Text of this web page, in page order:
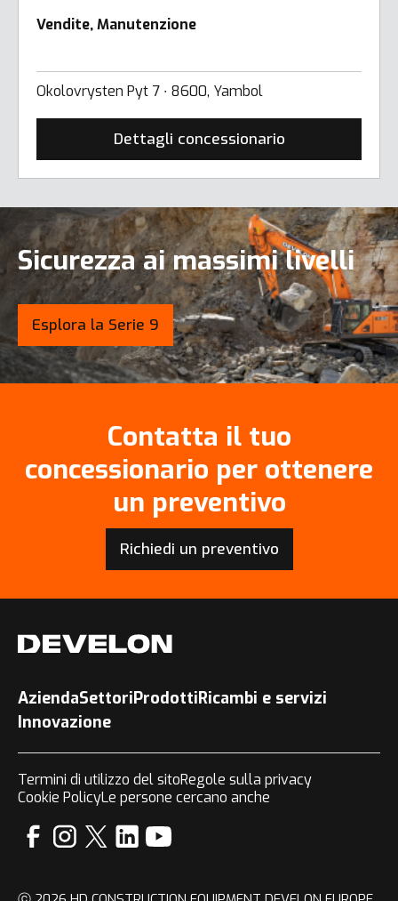
Vendite, Manutenzione
Okolovrysten Pyt 7 ∙ 8600, Yambol
Dettagli concessionario
Sicurezza ai massimi livelli
Esplora la Serie 9
Contatta il tuo
concessionario per ottenere
un preventivo
Richiedi un preventivo
AziendaSettoriProdottiRicambi e servizi
Innovazione
Termini di utilizzo del sitoRegole sulla privacy
Cookie PolicyLe persone cercano anche